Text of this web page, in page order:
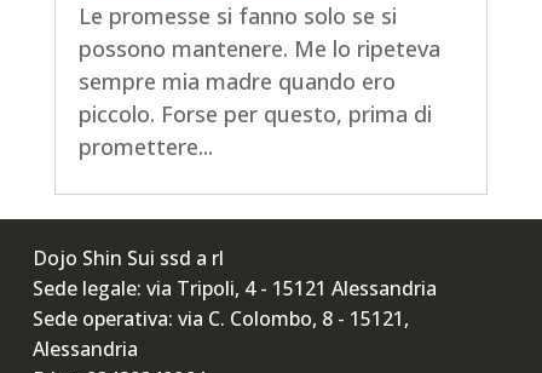
Le promesse si fanno solo se si
possono mantenere. Me lo ripeteva
sempre mia madre quando ero
piccolo. Forse per questo, prima di
promettere...
Dojo Shin Sui ssd a rl
Sede legale: via Tripoli, 4 - 15121 Alessandria
Sede operativa: via C. Colombo, 8 - 15121,
Alessandria